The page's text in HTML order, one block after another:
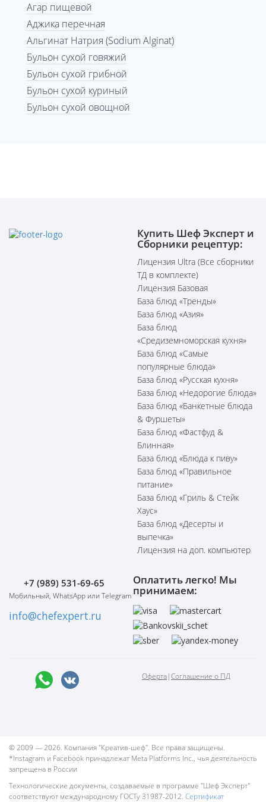
Агар пищевой
Аджика перечная
Альгинат Натрия (Sodium Alginat)
Бульон сухой говяжий
Бульон сухой грибной
Бульон сухой куриный
Бульон сухой овощной
Купить Шеф Эксперт и
Сборники рецептур:
Лицензия Ultra (Все сборники
ТД в комплекте)
Лицензия Базовая
База блюд «Тренды»
База блюд «Азия»
База блюд
«Средиземноморская кухня»
База блюд «Самые
популярные блюда»
База блюд «Русская кухня»
База блюд «Недорогие блюда»
База блюд «Банкетные блюда
& Фуршеты»
База блюд «Фастфуд &
Блинная»
База блюд «Блюда к пиву»
База блюд «Правильное
питание»
База блюд «Гриль & Стейк
Хаус»
База блюд «Десерты и
выпечка»
Лицензия на доп. компьютер
+7 (989) 531-69-65
Мобильный, WhatsApp или Telegram
info@chefexpert.ru
Оплатить легко! Мы
принимаем:
Оферта|Соглашение о ПД
© 2009 — 2026. Компания "Креатив-шеф". Все права защищены.
*Instagram и Facebook принадлежат Meta Platforms Inc., чья деятельность
запрещена в России
Технологические документы, создаваемые в программе "Шеф Эксперт"
соответствуют международному ГОСТу 31987-2012. Сертификат